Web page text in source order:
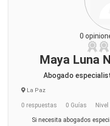
0
Maya Luna
Abogado
La Paz
0 respuestas 0 Guías
Si necesita abogados